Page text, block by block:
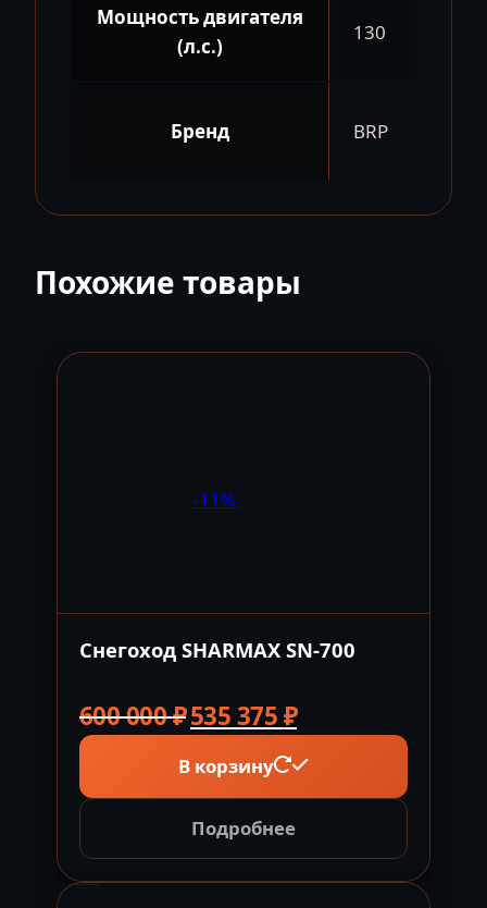
Мощность двигателя
(л.с.)
130
Бренд BRP
Похожие товары
-11%
Снегоход SHARMAX SN-700
600 000₽ Первоначальная
цена
составляла
600
000 ₽.
535 375₽Текущая
цена:
535
375 ₽.
В корзину
Подробнее
-11%